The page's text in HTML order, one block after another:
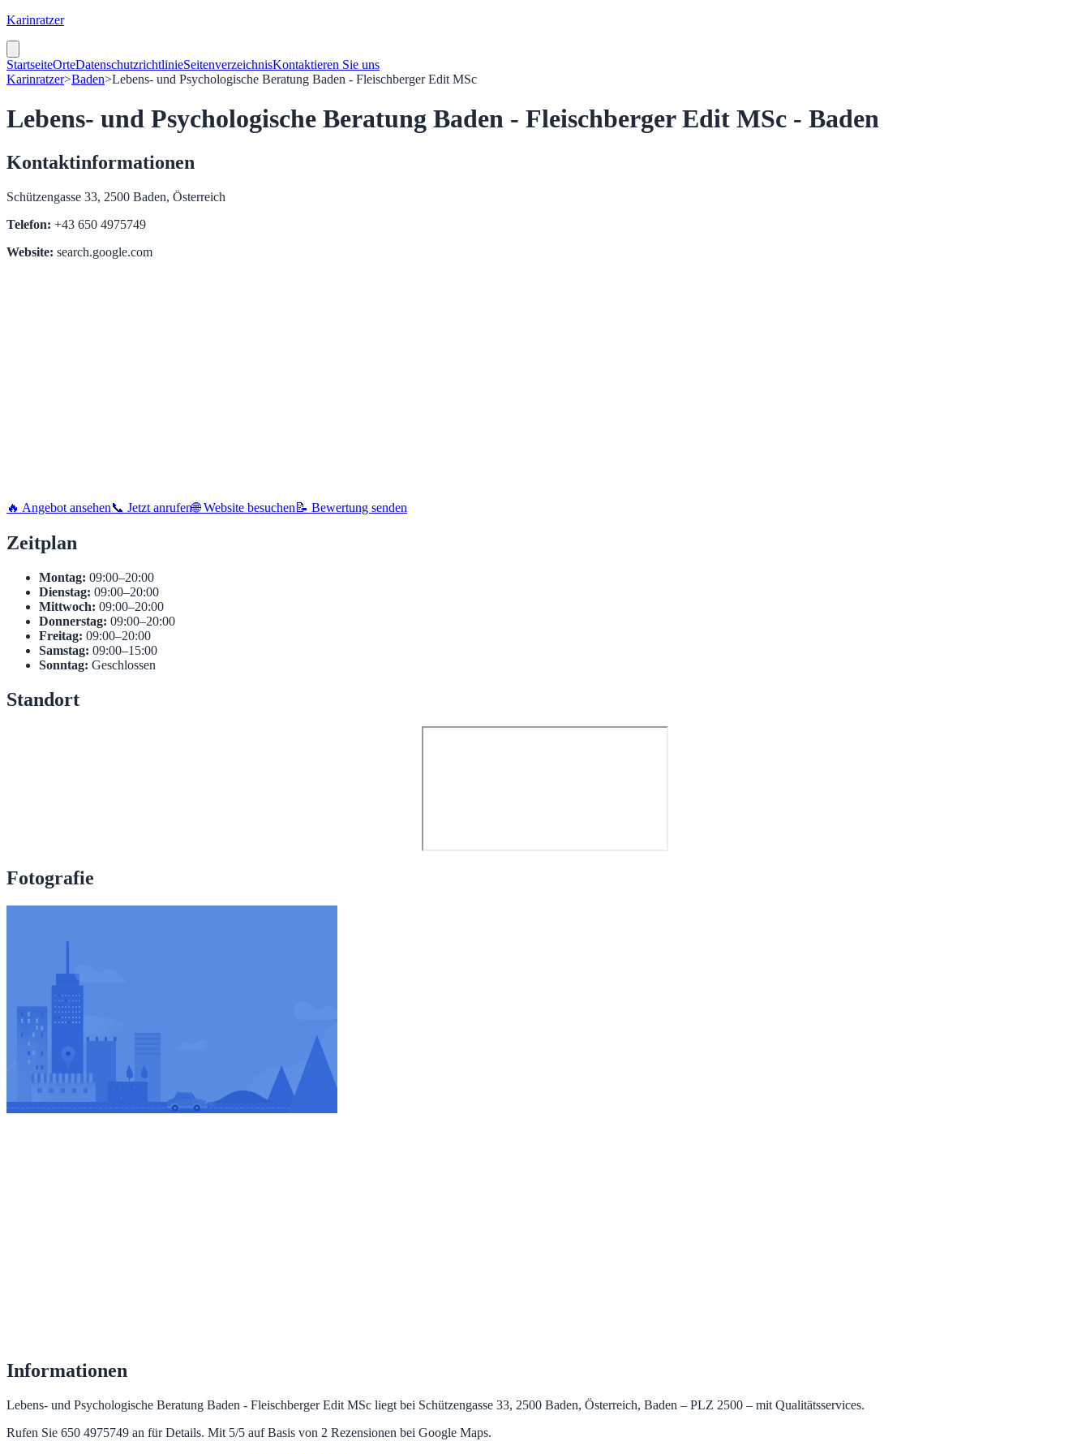
Karinratzer
StartseiteOrteDatenschutzrichtlinieSeitenverzeichnisKontaktieren Sie uns
Karinratzer>Baden>Lebens- und Psychologische Beratung Baden - Fleischberger Edit MSc
Lebens- und Psychologische Beratung Baden - Fleischberger Edit MSc - Baden
Kontaktinformationen
Schützengasse 33, 2500 Baden, Österreich
Telefon: +43 650 4975749
Website: search.google.com
🔥 Angebot ansehen📞 Jetzt anrufen🌐 Website besuchen 📝 Bewertung senden
Zeitplan
Montag: 09:00–20:00
Dienstag: 09:00–20:00
Mittwoch: 09:00–20:00
Donnerstag: 09:00–20:00
Freitag: 09:00–20:00
Samstag: 09:00–15:00
Sonntag: Geschlossen
Standort
Fotografie
Informationen
Lebens- und Psychologische Beratung Baden - Fleischberger Edit MSc liegt bei Schützengasse 33, 2500 Baden, Österreich, Baden – PLZ 2500 – mit Qualitätsservices.
Rufen Sie 650 4975749 an für Details. Mit 5/5 auf Basis von 2 Rezensionen bei Google Maps.